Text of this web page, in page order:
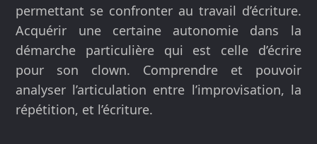
permettant se confronter au travail d’écriture.
Acquérir une certaine autonomie dans la
démarche particulière qui est celle d’écrire
pour son clown. Comprendre et pouvoir
analyser l’articulation entre l’improvisation, la
répétition, et l’écriture.